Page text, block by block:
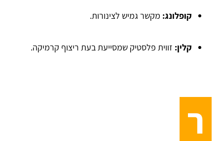
קופלונג: מקשר גמיש לצינורות.
קלין: זווית פלסטיק שמסייעת בעת ריצוף קרמיקה.
ר